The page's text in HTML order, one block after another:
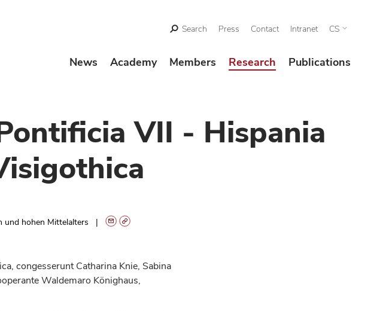
Search Press Contact Intranet CS
News Academy Members Research Publications
VII - Hispania
und hohen Mittelalters
congesserunt Catharina Knie, Sabina
Waldemaro Könighaus,